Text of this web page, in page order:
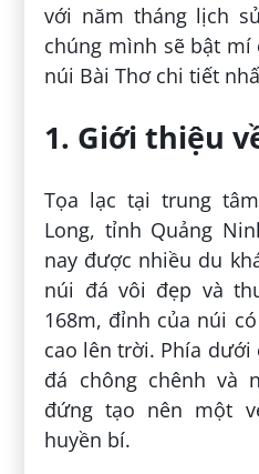
với năm tháng lịch
chúng mình sẽ bật
núi Bài Thơ chi tiết
1. Giới thiệu
Tọa lạc tại trung
Long, tỉnh Quảng
nay được nhiều du
núi đá vôi đẹp và
168m, đỉnh của núi
cao lên trời. Phía
đá chông chênh và
đứng tạo nên một
huyền bí.